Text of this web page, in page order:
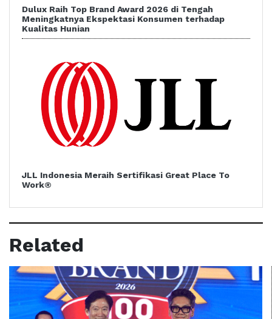
Dulux Raih Top Brand Award 2026 di Tengah
Meningkatnya Ekspektasi Konsumen terhadap
Kualitas Hunian
JLL Indonesia Meraih Sertifikasi Great Place To
Work®
Related